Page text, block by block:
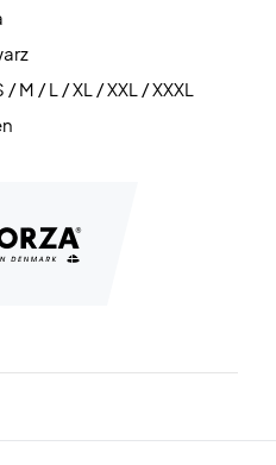
/ M / L / XL / XXL / XXXL